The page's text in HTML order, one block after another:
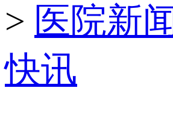
> 医院新闻
快讯